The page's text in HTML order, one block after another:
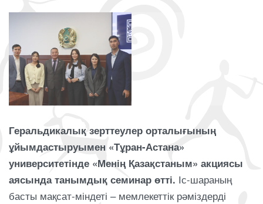
Геральдикалық зерттеулер орталығының
ұйымдастыруымен «Тұран-Астана»
университетінде «Менің Қазақстаным» акциясы
аясында танымдық семинар өтті. Іс-шараның
басты мақсат-міндеті – мемлекеттік рәміздерді